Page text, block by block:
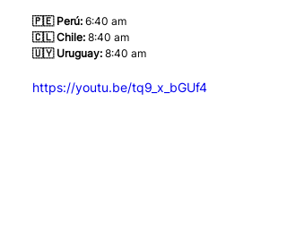
🇵🇪 Perú: 6:40 am
🇨🇱 Chile: 8:40 am
🇺🇾 Uruguay: 8:40 am
https://youtu.be/tq9_x_bGUf4